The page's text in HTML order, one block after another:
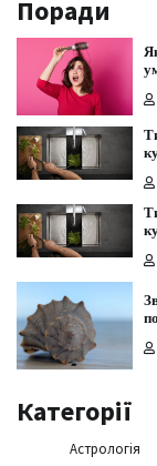
Поради
Категорії
Астрологія